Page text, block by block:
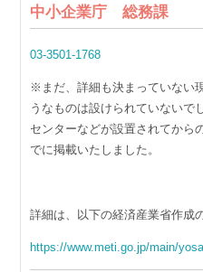
中小企業庁 総務課
03-3501-1768
※まだ、詳細も決まっていない
うなものは設けられていないで
センターなどが設置されてから
でに掲載いたしました。
詳細は、以下の経済産業省作成
https://www.meti.go.jp/main/